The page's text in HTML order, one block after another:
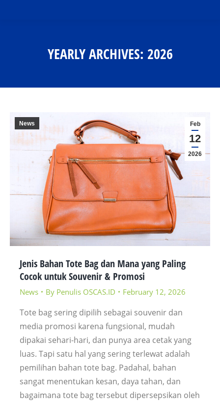
YEARLY ARCHIVES: 2026
Feb
12
2026
News
Jenis Bahan Tote Bag dan Mana yang Paling
Cocok untuk Souvenir & Promosi
News By Penulis OSCAS.ID February 12, 2026
Tote bag sering dipilih sebagai souvenir dan
media promosi karena fungsional, mudah
dipakai sehari-hari, dan punya area cetak yang
luas. Tapi satu hal yang sering terlewat adalah
pemilihan bahan tote bag. Padahal, bahan
sangat menentukan kesan, daya tahan, dan
bagaimana tote bag tersebut dipersepsikan oleh